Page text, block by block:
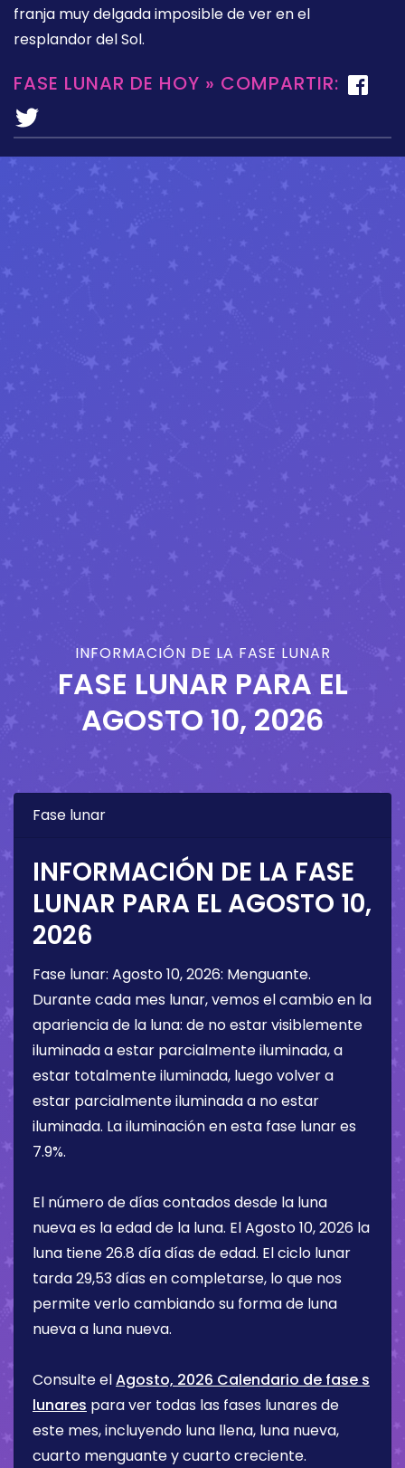
franja muy delgada imposible de ver en el
resplandor del Sol.
FASE LUNAR DE HOY » COMPARTIR:
INFORMACIÓN DE LA FASE LUNAR
FASE LUNAR PARA EL
AGOSTO 10, 2026
Fase lunar
INFORMACIÓN DE LA FASE
LUNAR PARA EL AGOSTO 10,
2026
Fase lunar: Agosto 10, 2026: Menguante.
Durante cada mes lunar, vemos el cambio en la
apariencia de la luna: de no estar visiblemente
iluminada a estar parcialmente iluminada, a
estar totalmente iluminada, luego volver a
estar parcialmente iluminada a no estar
iluminada. La iluminación en esta fase lunar es
7.9%.
El número de días contados desde la luna
nueva es la edad de la luna. ElAgosto 10, 2026 la
luna tiene26.8 díadías de edad. El ciclo lunar
tarda 29,53 días en completarse, lo que nos
permite verlo cambiando su forma de luna
nueva a luna nueva.
Consulte elAgosto, 2026 Calendario de fase s
lunares para ver todas las fases lunares de
este mes, incluyendo luna llena, luna nueva,
cuarto menguante y cuarto creciente.